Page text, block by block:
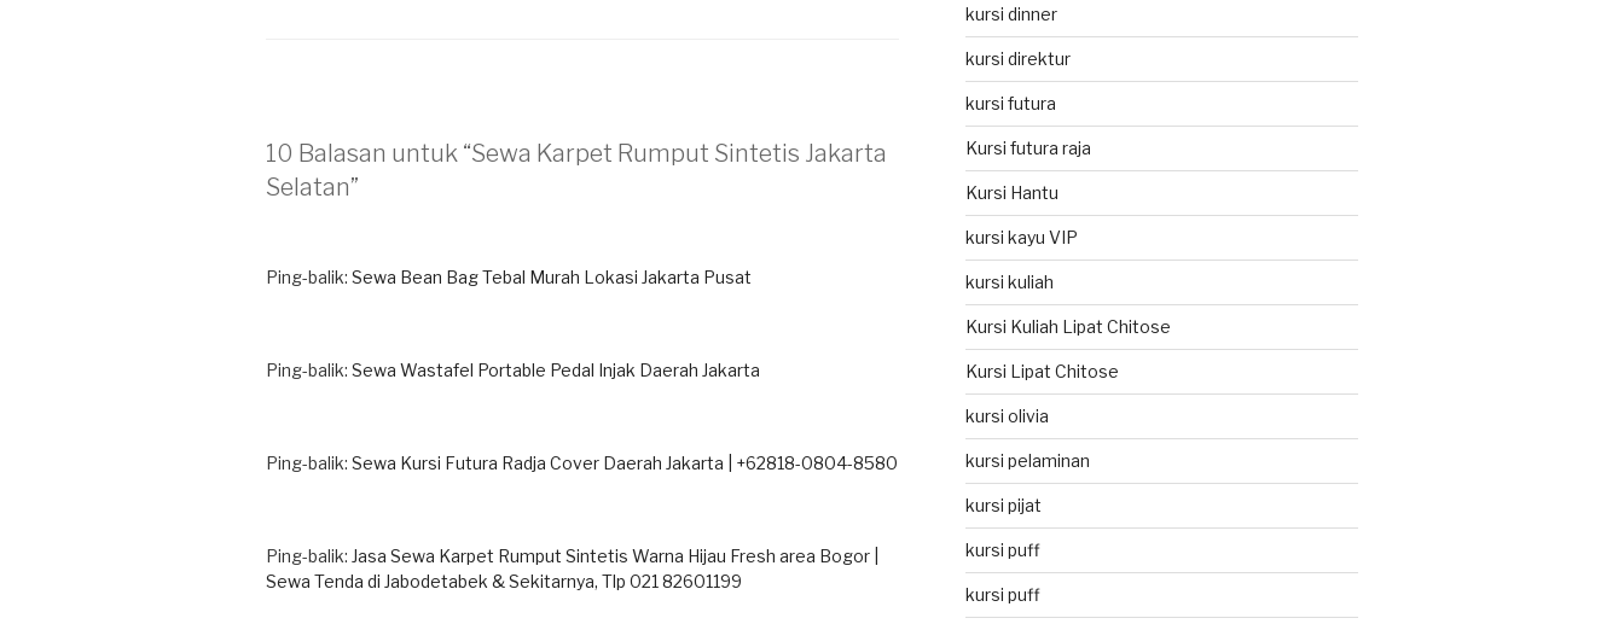
10 Balasan untuk “Sewa Karpet Rumput Sintetis Jakarta
Selatan”
Ping-balik: Sewa Bean Bag Tebal Murah Lokasi Jakarta Pusat
Ping-balik: Sewa Wastafel Portable Pedal Injak Daerah Jakarta
Ping-balik: Sewa Kursi Futura Radja Cover Daerah Jakarta | +62818-0804-8580
Ping-balik: Jasa Sewa Karpet Rumput Sintetis Warna Hijau Fresh area Bogor |
Sewa Tenda di Jabodetabek & Sekitarnya, Tlp 021 82601199
kursi dinner
kursi direktur
kursi futura
Kursi futura raja
Kursi Hantu
kursi kayu VIP
kursi kuliah
Kursi Kuliah Lipat Chitose
Kursi Lipat Chitose
kursi olivia
kursi pelaminan
kursi pijat
kursi puff
kursi puff